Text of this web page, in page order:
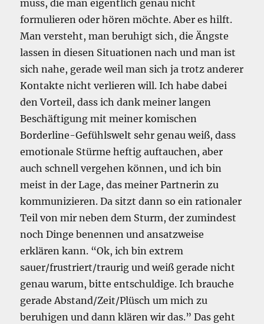
muss, die man eigentlich genau nicht
formulieren oder hören möchte. Aber es hilft.
Man versteht, man beruhigt sich, die Ängste
lassen in diesen Situationen nach und man ist
sich nahe, gerade weil man sich ja trotz anderer
Kontakte nicht verlieren will. Ich habe dabei
den Vorteil, dass ich dank meiner langen
Beschäftigung mit meiner komischen
Borderline-Gefühlswelt sehr genau weiß, dass
emotionale Stürme heftig auftauchen, aber
auch schnell vergehen können, und ich bin
meist in der Lage, das meiner Partnerin zu
kommunizieren. Da sitzt dann so ein rationaler
Teil von mir neben dem Sturm, der zumindest
noch Dinge benennen und ansatzweise
erklären kann. “Ok, ich bin extrem
sauer/frustriert/traurig und weiß gerade nicht
genau warum, bitte entschuldige. Ich brauche
gerade Abstand/Zeit/Plüsch um mich zu
beruhigen und dann klären wir das.” Das geht